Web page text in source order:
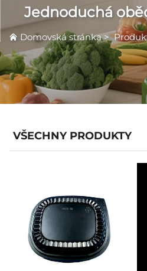
Jednoduchá
Domovská stránka>
VŠECHNY PRODUKTY